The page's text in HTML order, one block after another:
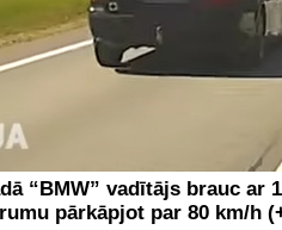
“BMW” vadītājs brauc ar
pārkāpjot par 80 km/h